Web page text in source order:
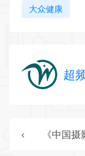
大众健康
超
《中国摄影》2026年度全彩